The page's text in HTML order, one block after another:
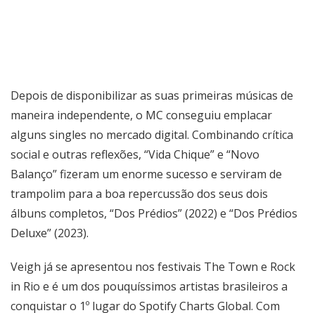
Depois de disponibilizar as suas primeiras músicas de
maneira independente, o MC conseguiu emplacar
alguns singles no mercado digital. Combinando crítica
social e outras reflexões, “Vida Chique” e “Novo
Balanço” fizeram um enorme sucesso e serviram de
trampolim para a boa repercussão dos seus dois
álbuns completos, “Dos Prédios” (2022) e “Dos Prédios
Deluxe” (2023).
Veigh já se apresentou nos festivais The Town e Rock
in Rio e é um dos pouquíssimos artistas brasileiros a
conquistar o 1º lugar do Spotify Charts Global. Com